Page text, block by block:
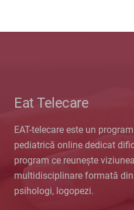
Eat Telecare
EAT-telecare este un
pediatrică online dedicat
program ce reunește
multidisciplinare formată
psihologi, logopezi.